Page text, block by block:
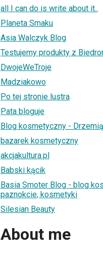
all I can do is write about it..
Planeta Smaku
Asia Walczyk Blog
Testujemy produkty z
DwojeWeTroje
Madziakowo
Po tej stronie lustra
Pata bloguje
Blog kosmetyczny -
bazarek kosmetyczny
akcjakultura.pl
Babski kącik
Basia Smoter Blog - blog
paznokcie, kosmetyki
Silesian Beauty
About me